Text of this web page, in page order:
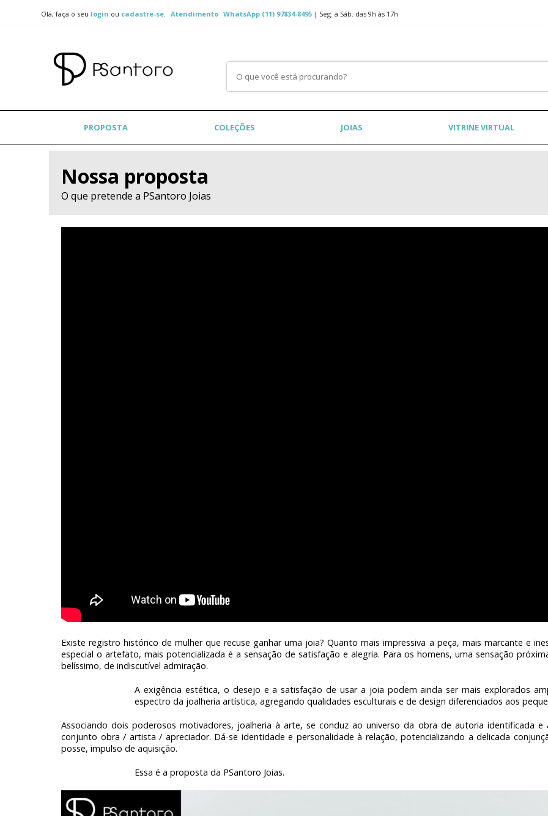
Olá, faça o seu login ou cadastre-se. Atendimento WhatsApp (11) 97834-8495 | Seg. à Sáb. das 9h às 17h
PROPOSTA COLEÇÕES JOIAS VITRINE VIRTUAL
Nossa proposta
O que pretende a PSantoro Joias
Existe registro histórico de mulher que recuse ganhar uma joia? Quanto mais impressiva a peça, mais marcante e
especial o artefato, mais potencializada é a sensação de satisfação e alegria. Para os homens, uma sensação
belíssimo, de indiscutível admiração.
A exigência estética, o desejo e a satisfação de usar a joia podem ainda ser mais explorados
espectro da joalheria artística, agregando qualidades esculturais e de design diferenciados aos
Associando dois poderosos motivadores, joalheria à arte, se conduz ao universo da obra de autoria identificada
conjunto obra / artista / apreciador. Dá-se identidade e personalidade à relação, potencializando a delicada
posse, impulso de aquisição.
Essa é a proposta da PSantoro Joias.